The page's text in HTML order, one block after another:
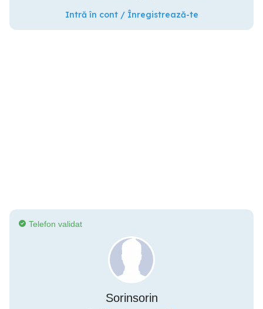
Intră în cont / Înregistrează-te
Telefon validat
Sorinsorin